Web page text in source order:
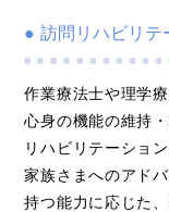
訪問リハビリテ
作業療法士や理学
心身の機能の維持
リハビリテーショ
家族さまへのアド
持つ能力に応じた